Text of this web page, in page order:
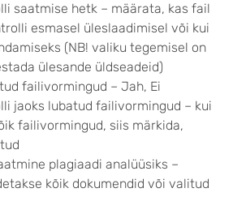
saatmise hetk – määrata, kas fail
esmasel üleslaadimisel või kui
(NB! valiku tegemisel on
ülesande üldseadeid)
failivormingud – Jah, Ei
jaoks lubatud failivormingud – kui
failivormingud, siis märkida,
plagiaadi analüüsiks –
kõik dokumendid või valitud